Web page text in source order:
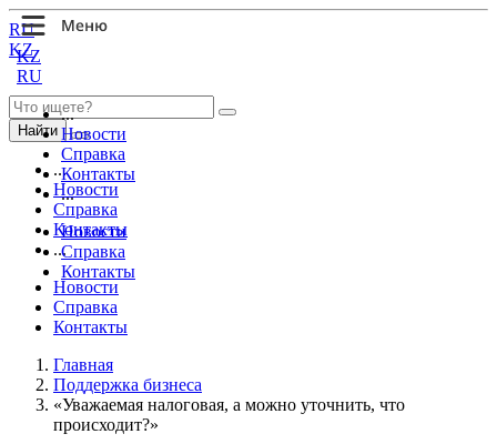
KZ
RU
...
Новости
Справка
Контакты
...
Новости
Справка
Контакты
RU
KZ
Найти
...
Новости
Справка
Контакты
...
Новости
Справка
Контакты
Главная
Поддержка бизнеса
«Уважаемая налоговая, а можно уточнить, что
происходит?»